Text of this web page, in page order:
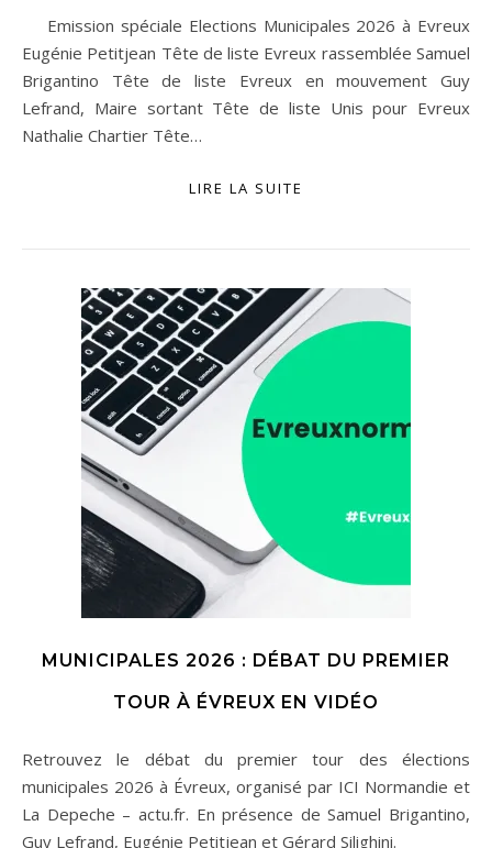
Emission spéciale Elections Municipales 2026 à Evreux
Eugénie Petitjean Tête de liste Evreux rassemblée Samuel
Brigantino Tête de liste Evreux en mouvement Guy
Lefrand, Maire sortant Tête de liste Unis pour Evreux
Nathalie Chartier Tête…
LIRE LA SUITE
MUNICIPALES 2026 : DÉBAT DU PREMIER
TOUR À ÉVREUX EN VIDÉO
Retrouvez le débat du premier tour des élections
municipales 2026 à Évreux, organisé par ICI Normandie et
La Depeche – actu.fr. En présence de Samuel Brigantino,
Guy Lefrand, Eugénie Petitjean et Gérard Silighini.